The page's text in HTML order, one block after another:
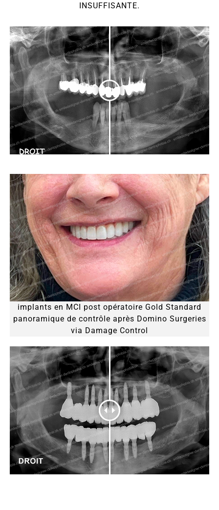
INSUFFISANTE.
implants en MCI post opératoire Gold Standard
panoramique de contrôle après Domino Surgeries
via Damage Control